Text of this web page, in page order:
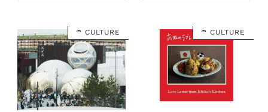
CULTURE CULTURE